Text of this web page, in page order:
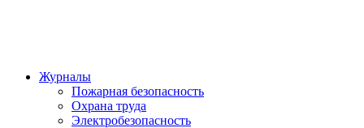
Журналы
Пожарная безопасность
Охрана труда
Электробезопасность